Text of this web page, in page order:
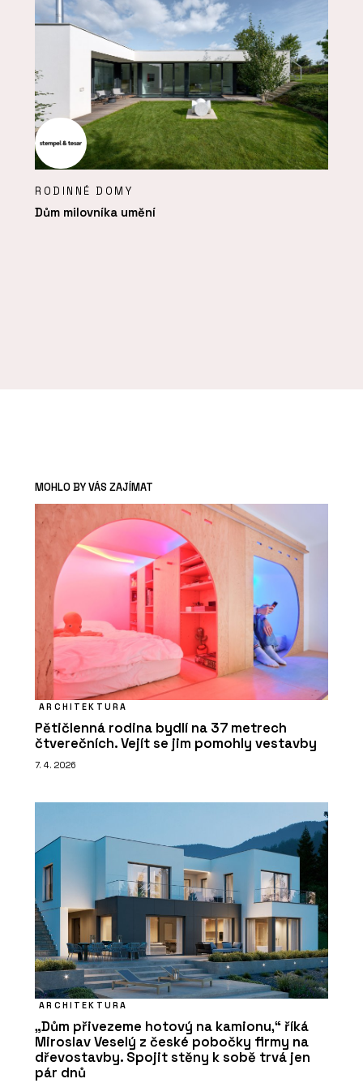
RODINNÉ DOMY
Dům milovníka umění
MOHLO BY VÁS ZAJÍMAT
ARCHITEKTURA
Pětičlenná rodina bydlí na 37 metrech
čtverečních. Vejít se jim pomohly vestavby
7. 4. 2026
ARCHITEKTURA
„Dům přivezeme hotový na kamionu,“ říká
Miroslav Veselý z české pobočky firmy na
dřevostavby. Spojit stěny k sobě trvá jen
pár dnů